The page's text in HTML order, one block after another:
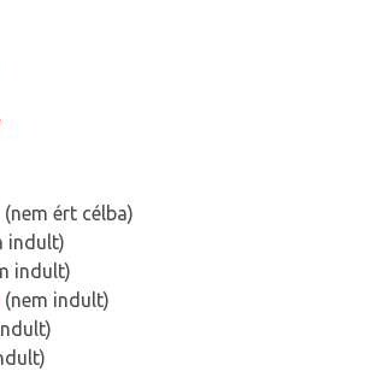
nem ért célba
indult
indult
nem indult